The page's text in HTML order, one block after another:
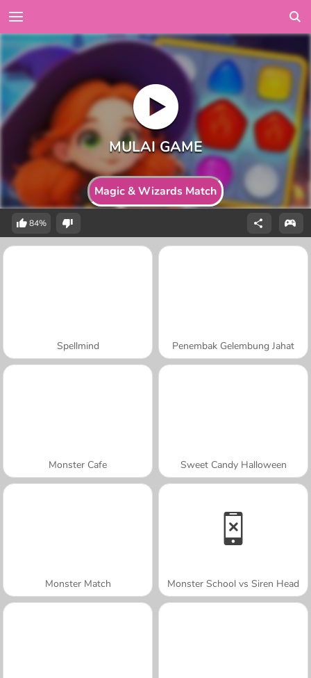
Magic & Wizards Match
84%
Spellmind Penembak Gelembung Jahat
Monster Cafe Sweet Candy Halloween
Monster Match Monster School vs Siren Head